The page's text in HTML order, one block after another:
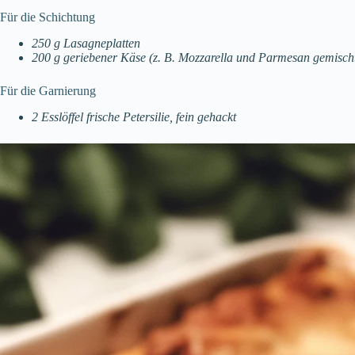
Für die Schichtung
250 g Lasagneplatten
200 g geriebener Käse (z. B. Mozzarella und Parmesan
Für die Garnierung
2 Esslöffel frische Petersilie, fein gehackt